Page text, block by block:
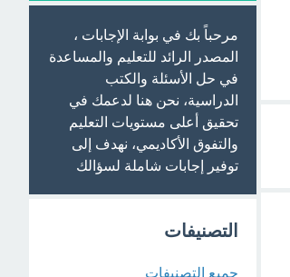
مرحباً بك في بوابة الإجابات ،
المصدر الرائد للتعليم والمساعدة
في حل الأسئلة والكتب
الدراسية، نحن هنا لدعمك في
تحقيق أعلى مستويات التعليم
والتفوق الأكاديمي، نهدف إلى
توفير إجابات شاملة لسؤالك
التصنيفات
جميع التصنيفات